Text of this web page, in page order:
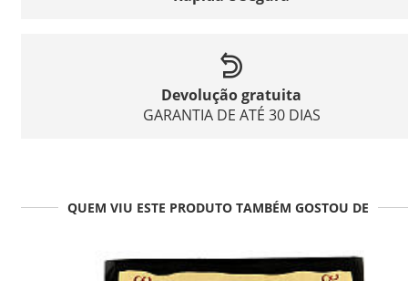
Devolução gratuita
GARANTIA DE ATÉ 30 DIAS
QUEM VIU ESTE PRODUTO TAMBÉM GOSTOU DE